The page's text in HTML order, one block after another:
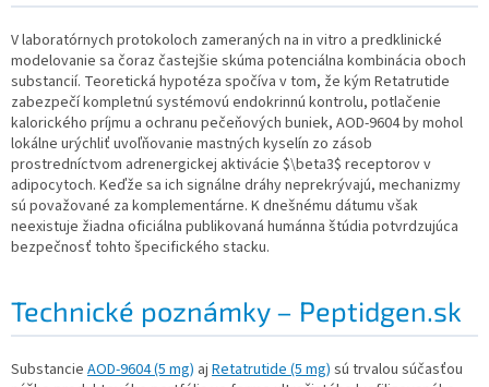
V laboratórnych protokoloch zameraných na in vitro a predklinické
modelovanie sa čoraz častejšie skúma potenciálna kombinácia oboch
substancií. Teoretická hypotéza spočíva v tom, že kým Retatrutide
zabezpečí kompletnú systémovú endokrinnú kontrolu, potlačenie
kalorického príjmu a ochranu pečeňových buniek, AOD-9604 by mohol
lokálne urýchliť uvoľňovanie mastných kyselín zo zásob
prostredníctvom adrenergickej aktivácie $\beta3$ receptorov v
adipocytoch. Keďže sa ich signálne dráhy neprekrývajú, mechanizmy
sú považované za komplementárne. K dnešnému dátumu však
neexistuje žiadna oficiálna publikovaná humánna štúdia potvrdzujúca
bezpečnosť tohto špecifického stacku.
Technické poznámky – Peptidgen.sk
Substancie AOD-9604 (5 mg) aj Retatrutide (5 mg) sú trvalou súčasťou